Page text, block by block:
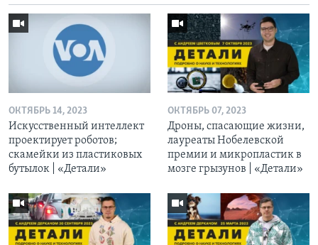
ОКТЯБРЬ 14, 2023
Искусственный интеллект
проектирует роботов;
скамейки из пластиковых
бутылок | «Детали»
ОКТЯБРЬ 07, 2023
Дроны, спасающие жизни,
лауреаты Нобелевской
премии и микропластик в
мозге грызунов | «Детали»